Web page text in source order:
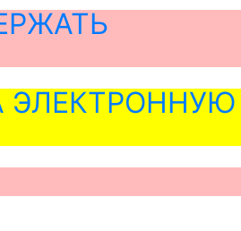
ЭЛЕКТРОННУЮ